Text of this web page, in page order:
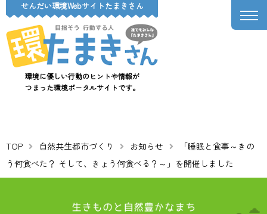
せんだい環境Webサイトたまきさん
環境に優しい行動のヒントや情報が
つまった環境ポータルサイトです。
TOP 自然共生都市づくり お知らせ
「睡眠と食事～きの
う何食べた？ そして、きょう何食べる？～」を開催しました